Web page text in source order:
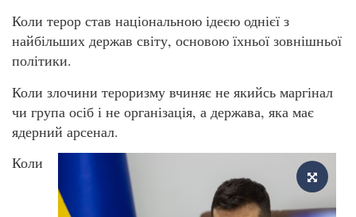
Коли терор став національною ідеєю однієї з
найбільших держав світу, основою їхньої зовнішньої
політики.
Коли злочини тероризму вчиняє не якийсь маргінал
чи група осіб і не організація, а держава, яка має
ядерний арсенал.
Коли